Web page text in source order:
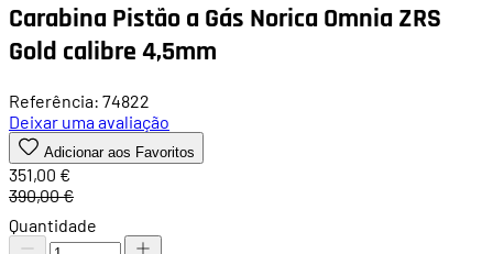
Carabina Pistão a Gás Norica Omnia ZRS
Gold calibre 4,5mm
Referência: 74822
Deixar uma avaliação
Adicionar aos Favoritos
351,00 €
390,00 €
Quantidade